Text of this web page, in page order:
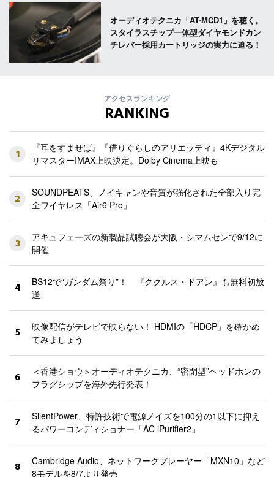
オーディオテクニカ「AT-MCD1」を聴く。
スタイラスチップ一体型ダイヤモンドカン
チレバー採用カートリッジの実力に迫る！
アクセスランキング
RANKING
1
『耳をすませば』『借りぐらしのアリエッティ』4Kデジタル
リマスターIMAX上映決定。Dolby Cinema上映も
2
SOUNDPEATS、ノイキャンや音質が強化された全部入り完
全ワイヤレス「Air6 Pro」
3
アキュフェーズの新製品試聴会が大阪・シマムセンで9/12に
開催
4
BS12で“ガンダム祭り”！ 『ククルス・ドアン』も無料初放
送
5
映像配信がテレビで映らない！ HDMIの「HDCP」を確かめ
てみましょう
6
＜香港ショウ＞オーディオテクニカ、“密閉型”ヘッドホンの
フラグシップを海外先行発表！
7
SilentPower、特許技術で電源ノイズを100分の1以下に抑え
るパワーコンディショナー「AC iPurifier2」
8
Cambridge Audio、ネットワークプレーヤー「MXN10」など
8モデルを8/7より発売